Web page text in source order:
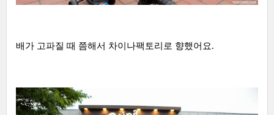
배가 고파질 때 쯤해서 차이나팩토리로 향했어요.